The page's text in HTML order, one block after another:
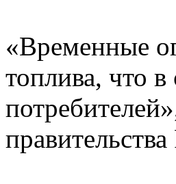
«Временные
топлива, что